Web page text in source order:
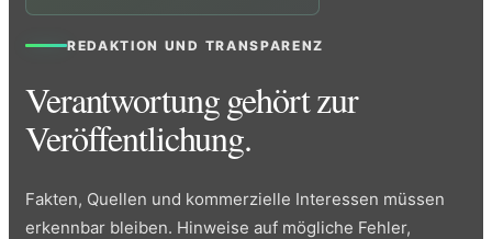
REDAKTION UND TRANSPARENZ
Verantwortung gehört zur
Veröffentlichung.
Fakten, Quellen und kommerzielle Interessen müssen
erkennbar bleiben. Hinweise auf mögliche Fehler,